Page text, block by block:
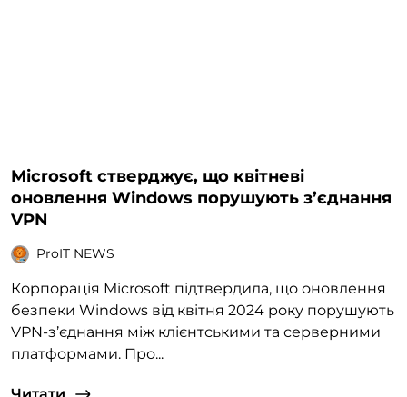
Microsoft стверджує, що квітневі
оновлення Windows порушують з’єднання
VPN
ProIT NEWS
Корпорація Microsoft підтвердила, що оновлення
безпеки Windows від квітня 2024 року порушують
VPN-з’єднання між клієнтськими та серверними
платформами. Про...